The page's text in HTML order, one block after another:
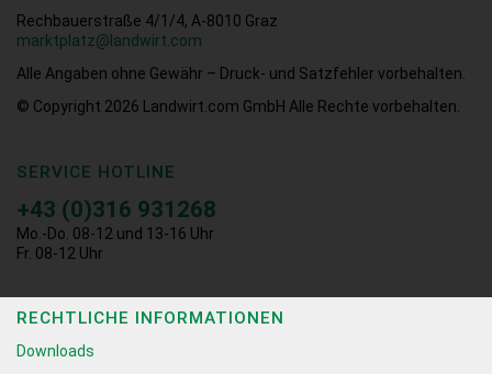
Rechbauerstraße 4/1/4, A-8010 Graz
marktplatz@landwirt.com
Alle Angaben ohne Gewähr – Druck- und Satzfehler vorbehalten.
© Copyright 2026
Landwirt.com GmbH Alle Rechte vorbehalten.
SERVICE HOTLINE
+43 (0)316 931268
Mo.-Do. 08-12 und 13-16 Uhr
Fr. 08-12 Uhr
RECHTLICHE INFORMATIONEN
Downloads